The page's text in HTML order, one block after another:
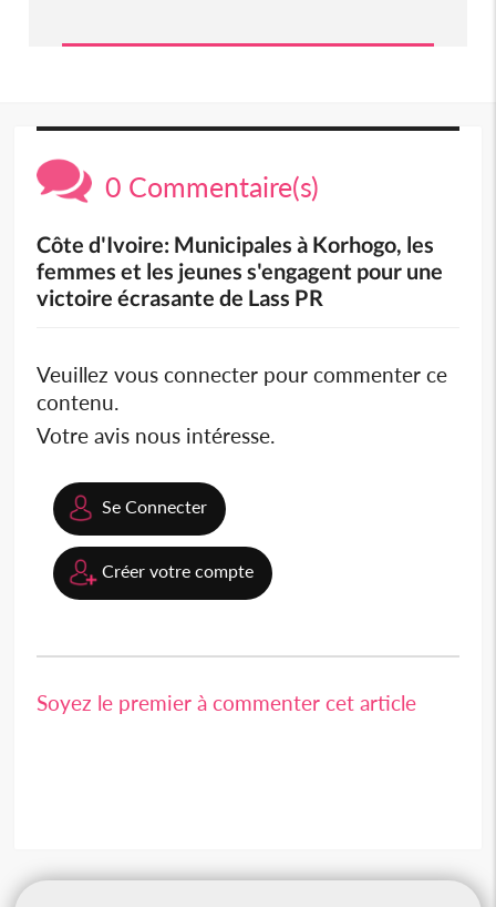
0 Commentaire(s)
Côte d'Ivoire: Municipales à Korhogo, les
femmes et les jeunes s'engagent pour une
victoire écrasante de Lass PR
Veuillez vous connecter pour commenter ce
contenu.
Votre avis nous intéresse.
Se Connecter
Créer votre compte
Soyez le premier à commenter cet article